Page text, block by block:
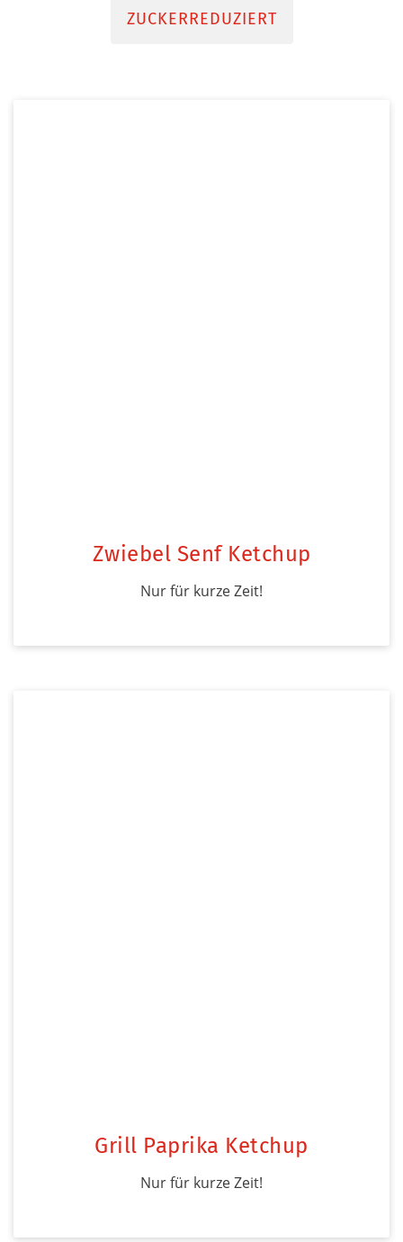
ZUCKERREDUZIERT
Zwiebel Senf Ketchup
Nur für kurze Zeit!
Grill Paprika Ketchup
Nur für kurze Zeit!